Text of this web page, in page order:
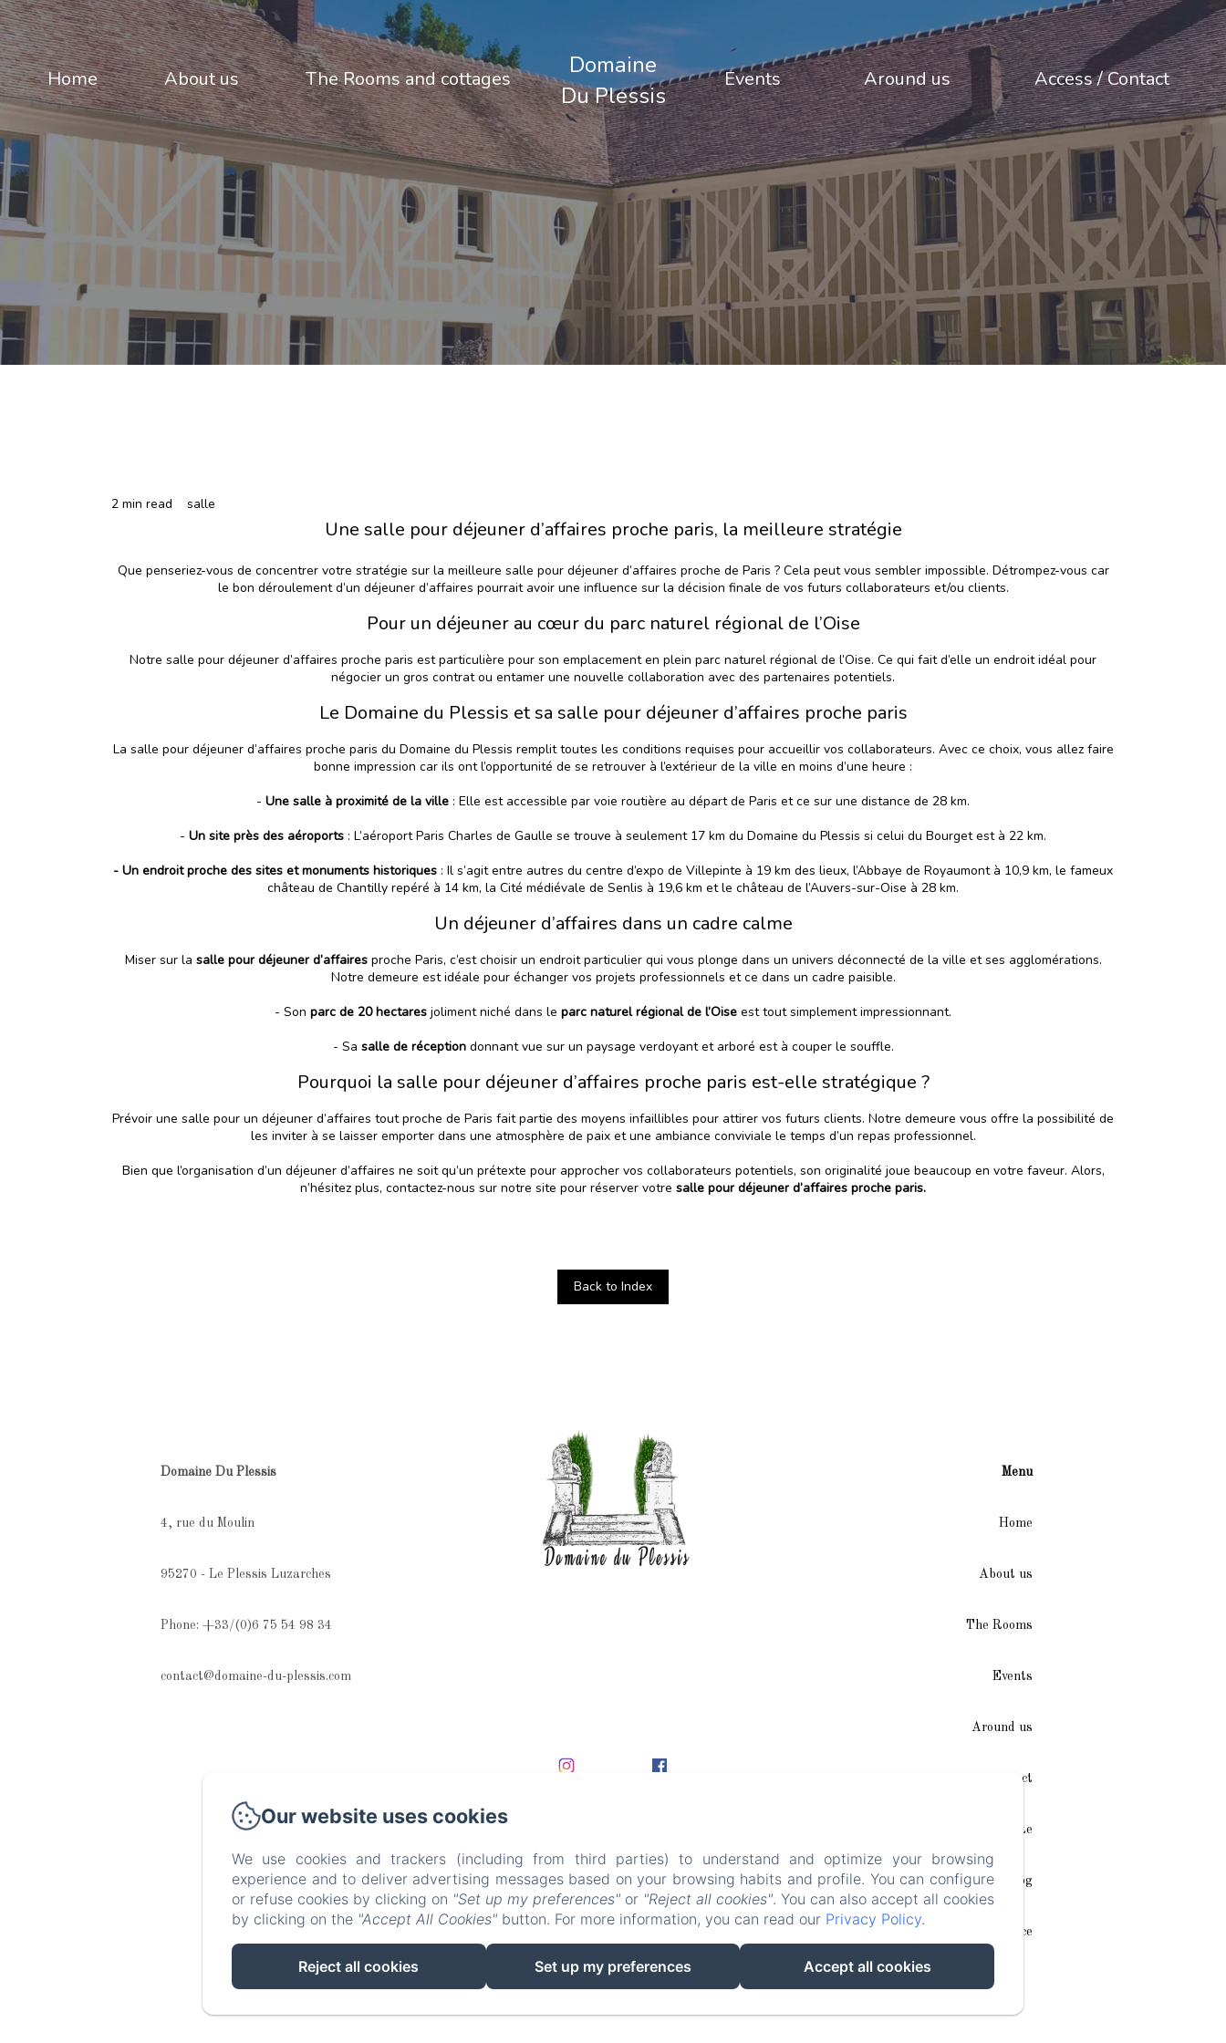
Home About us The Rooms and cottages
Domaine
Du Plessis
Events Around us Access / Contact
2 min read salle
Une salle pour déjeuner d’affaires proche paris, la meilleure stratégie
Que penseriez-vous de concentrer votre stratégie sur la meilleure salle pour déjeuner d’affaires proche de Paris ? Cela peut vous sembler impossible. Détrompez-vous car
le bon déroulement d’un déjeuner d’affaires pourrait avoir une influence sur la décision finale de vos futurs collaborateurs et/ou clients.
Pour un déjeuner au cœur du parc naturel régional de l’Oise
Notre salle pour déjeuner d’affaires proche paris est particulière pour son emplacement en plein parc naturel régional de l’Oise. Ce qui fait d’elle un endroit idéal pour
négocier un gros contrat ou entamer une nouvelle collaboration avec des partenaires potentiels.
Le Domaine du Plessis et sa salle pour déjeuner d’affaires proche paris
La salle pour déjeuner d’affaires proche paris du Domaine du Plessis remplit toutes les conditions requises pour accueillir vos collaborateurs. Avec ce choix, vous allez faire
bonne impression car ils ont l’opportunité de se retrouver à l’extérieur de la ville en moins d’une heure :
- Une salle à proximité de la ville : Elle est accessible par voie routière au départ de Paris et ce sur une distance de 28 km.
- Un site près des aéroports : L’aéroport Paris Charles de Gaulle se trouve à seulement 17 km du Domaine du Plessis si celui du Bourget est à 22 km.
- Un endroit proche des sites et monuments historiques : Il s’agit entre autres du centre d’expo de Villepinte à 19 km des lieux, l’Abbaye de Royaumont à 10,9 km, le fameux
château de Chantilly repéré à 14 km, la Cité médiévale de Senlis à 19,6 km et le château de l’Auvers-sur-Oise à 28 km.
Un déjeuner d’affaires dans un cadre calme
Miser sur la salle pour déjeuner d’affairesproche Paris, c’est choisir un endroit particulier qui vous plonge dans un univers déconnecté de la ville et ses agglomérations.
Notre demeure est idéale pour échanger vos projets professionnels et ce dans un cadre paisible.
- Son parc de 20 hectares joliment niché dans le parc naturel régional de l’Oise est tout simplement impressionnant.
- Sa salle de réceptiondonnant vue sur un paysage verdoyant et arboré est à couper le souffle.
Pourquoi la salle pour déjeuner d’affaires proche paris est-elle stratégique ?
Prévoir une salle pour un déjeuner d’affaires tout proche de Paris fait partie des moyens infaillibles pour attirer vos futurs clients. Notre demeure vous offre la possibilité de
les inviter à se laisser emporter dans une atmosphère de paix et une ambiance conviviale le temps d’un repas professionnel.
Bien que l’organisation d’un déjeuner d’affaires ne soit qu’un prétexte pour approcher vos collaborateurs potentiels, son originalité joue beaucoup en votre faveur. Alors,
n’hésitez plus, contactez-nous sur notre site pour réserver votre salle pour déjeuner d’affaires proche paris.
Back to Index
Domaine Du Plessis
4, rue du Moulin
95270 - Le Plessis Luzarches
Phone: +33/(0)6 75 54 98 34
contact@domaine-du-plessis.com
EN FR DE
Menu
Home
About us
The Rooms
Events
Around us
Access / Contact
Plan du site
Blog
Legal notice
Our website uses cookies
We use cookies and trackers (including from third parties) to understand and optimize your browsing
experience and to deliver advertising messages based on your browsing habits and profile. You can configure
or refuse cookies by clicking on "Set up my preferences" or "Reject all cookies". You can also accept all cookies
by clicking on the "Accept All Cookies" button. For more information, you can read our Privacy Policy.
Reject all cookies Set up my preferences Accept all cookies